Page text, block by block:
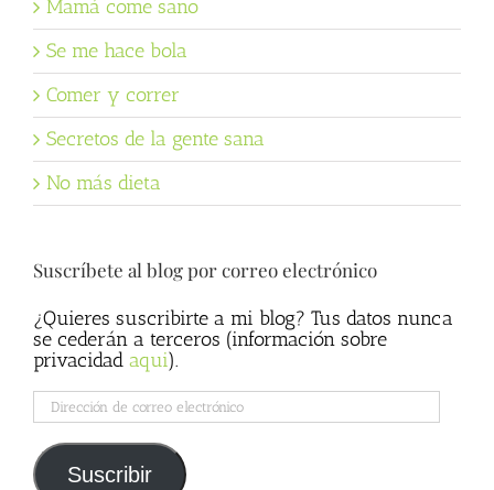
Mamá come sano
Se me hace bola
Comer y correr
Secretos de la gente sana
No más dieta
Suscríbete al blog por correo electrónico
¿Quieres suscribirte a mi blog? Tus datos nunca
se cederán a terceros (información sobre
privacidad aqui).
Dirección
de
correo
electrónico
Suscribir